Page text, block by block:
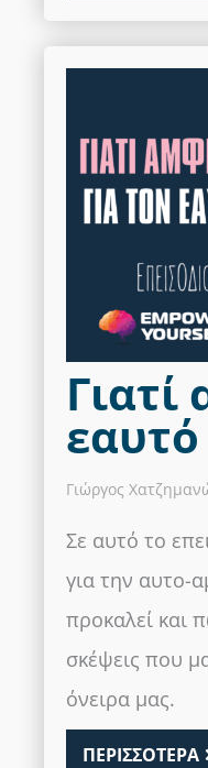
Γιατί
Γιώργος
Σε αυτό το
για την αυτο-
προκαλεί και
σκέψεις που
όνειρα μας.
ΠΕΡΙΣΣΟΤΕΡΑ